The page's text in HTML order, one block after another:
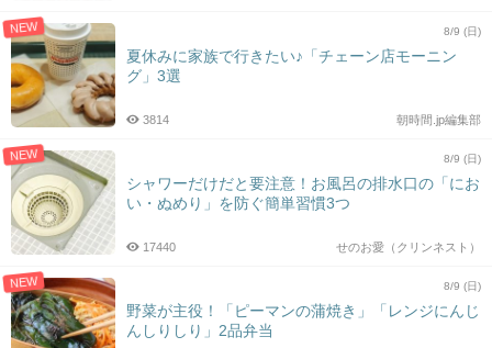
NEW 8/9 (日)
夏休みに家族で行きたい♪「チェーン店モーニン
グ」3選
朝時間.jp編集部
3814
NEW 8/9 (日)
シャワーだけだと要注意！お風呂の排水口の「にお
い・ぬめり」を防ぐ簡単習慣3つ
せのお愛（クリンネスト）
17440
NEW 8/9 (日)
野菜が主役！「ピーマンの蒲焼き」「レンジにんじ
んしりしり」2品弁当